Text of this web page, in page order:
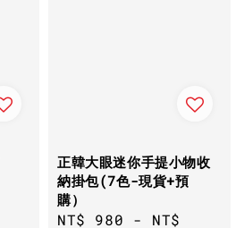
正韓大眼迷你手提小物收
納掛包(7色-現貨+預
購）
Regular
NT$ 980 - NT$